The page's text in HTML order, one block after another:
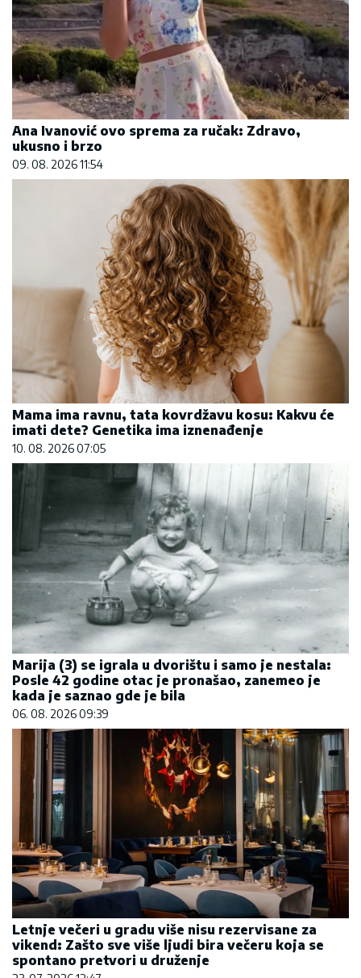
Ana Ivanović ovo sprema za ručak: Zdravo,
ukusno i brzo
09. 08. 2026 11:54
Mama ima ravnu, tata kovrdžavu kosu: Kakvu će
imati dete? Genetika ima iznenađenje
10. 08. 2026 07:05
Marija (3) se igrala u dvorištu i samo je nestala:
Posle 42 godine otac je pronašao, zanemeo je
kada je saznao gde je bila
06. 08. 2026 09:39
Letnje večeri u gradu više nisu rezervisane za
vikend: Zašto sve više ljudi bira večeru koja se
spontano pretvori u druženje